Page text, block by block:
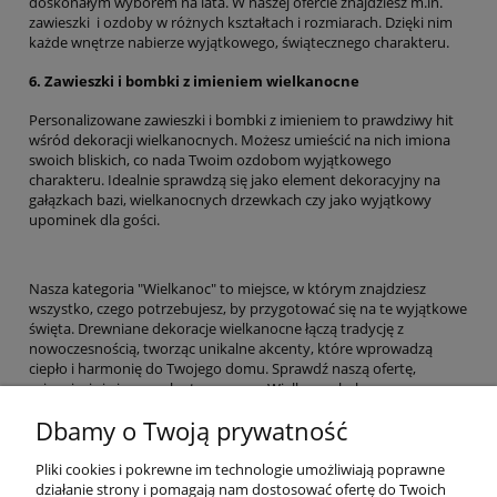
zawieszki i ozdoby w różnych kształtach i rozmiarach. Dzięki nim
każde wnętrze nabierze wyjątkowego, świątecznego charakteru.
6. Zawieszki i bombki z imieniem wielkanocne
Personalizowane zawieszki i bombki z imieniem to prawdziwy hit
wśród dekoracji wielkanocnych. Możesz umieścić na nich imiona
swoich bliskich, co nada Twoim ozdobom wyjątkowego
charakteru. Idealnie sprawdzą się jako element dekoracyjny na
gałązkach bazi, wielkanocnych drzewkach czy jako wyjątkowy
upominek dla gości.
Nasza kategoria "Wielkanoc" to miejsce, w którym znajdziesz
wszystko, czego potrzebujesz, by przygotować się na te wyjątkowe
święta. Drewniane dekoracje wielkanocne łączą tradycję z
nowoczesnością, tworząc unikalne akcenty, które wprowadzą
ciepło i harmonię do Twojego domu. Sprawdź naszą ofertę,
zainspiruj się i spraw, by tegoroczna Wielkanoc była
Pomoc
Dbamy o Twoją prywatność
Pliki cookies i pokrewne im technologie umożliwiają poprawne
działanie strony i pomagają nam dostosować ofertę do Twoich